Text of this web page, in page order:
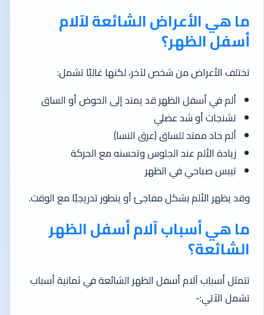
ما هي الأعراض الشائعة لآلام
أسفل الظهر؟
تختلف الأعراض من شخص لآخر، لكنها غالبًا تشمل:
ألم في أسفل الظهر قد يمتد إلى الحوض أو الساق
تشنجات أو شد عضلي
ألم حاد ممتد للساق (عرق النسا)
زيادة الألم عند الجلوس وتحسنه مع الحركة
تيبس صباحي في الظهر
وقد يظهر الألم بشكل مفاجئ أو يتطور تدريجيًا مع الوقت.
ما هي أسباب آلام أسفل الظهر
الشائعة؟
تتمثلأسباب آلام أسفل الظهر الشائعةفي ثمانية أسباب
تشمل الآتي:-